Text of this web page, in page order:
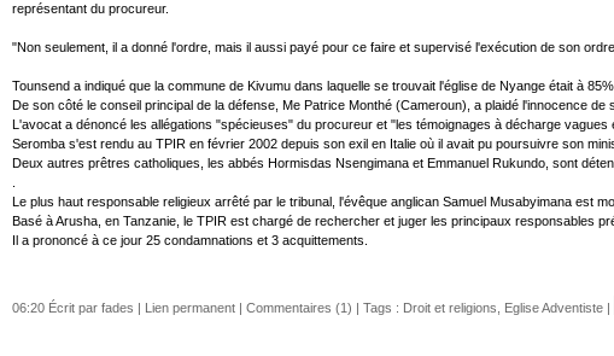
représentant du procureur.
"Non seulement, il a donné l'ordre, mais il aussi payé pour ce faire et supervisé l'exécution de son
Tounsend a indiqué que la commune de Kivumu dans laquelle se trouvait l'église de Nyange était à
De son côté le conseil principal de la défense, Me Patrice Monthé (Cameroun), a plaidé l'innocence
L'avocat a dénoncé les allégations "spécieuses" du procureur et "les témoignages à décharge
Seromba s'est rendu au TPIR en février 2002 depuis son exil en Italie où il avait pu poursuivre son
Deux autres prêtres catholiques, les abbés Hormisdas Nsengimana et Emmanuel Rukundo, sont
Le plus haut responsable religieux arrêté par le tribunal, l'évêque anglican Samuel Musabyimana est
Basé à Arusha, en Tanzanie, le TPIR est chargé de rechercher et juger les principaux responsables
Il a prononcé à ce jour 25 condamnations et 3 acquittements.
06:20 Écrit par fades | Lien permanent | Commentaires (1) | Tags : Droit et religions Eglise Adventiste |